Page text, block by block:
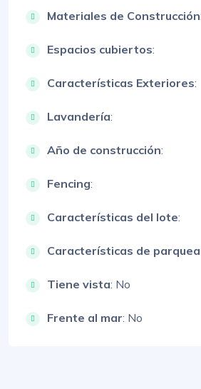
Materiales de Construcción:
Espacios cubiertos:
Características Exteriores:
Lavandería:
Año de construcción:
Fencing:
Características del lote:
Características de
Tiene vista: No
Frente al mar: No